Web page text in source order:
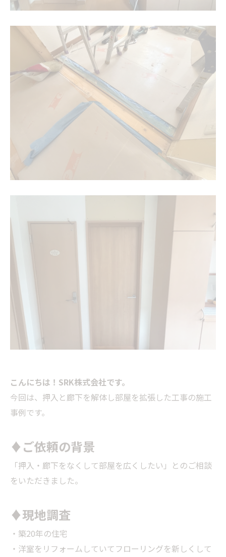
こんにちは！SRK株式会社です。
今回は、押入と廊下を解体し部屋を拡張した工事の施工
事例です。
♦ご依頼の背景
「押入・廊下をなくして部屋を広くしたい」とのご相談
をいただきました。
♦現地調査
・築20年の住宅
・洋室をリフォームしていてフローリングを新しくして